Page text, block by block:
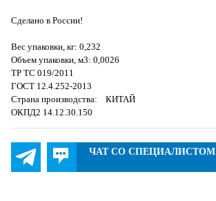
Сделано в России!
Вес упаковки, кг: 0,232
Объем упаковки, м3: 0,0026
ТР ТС 019/2011
ГОСТ 12.4.252-2013
Страна производства: КИТАЙ
ОКПД2 14.12.30.150
ЧАТ СО СПЕЦИАЛИСТОМ